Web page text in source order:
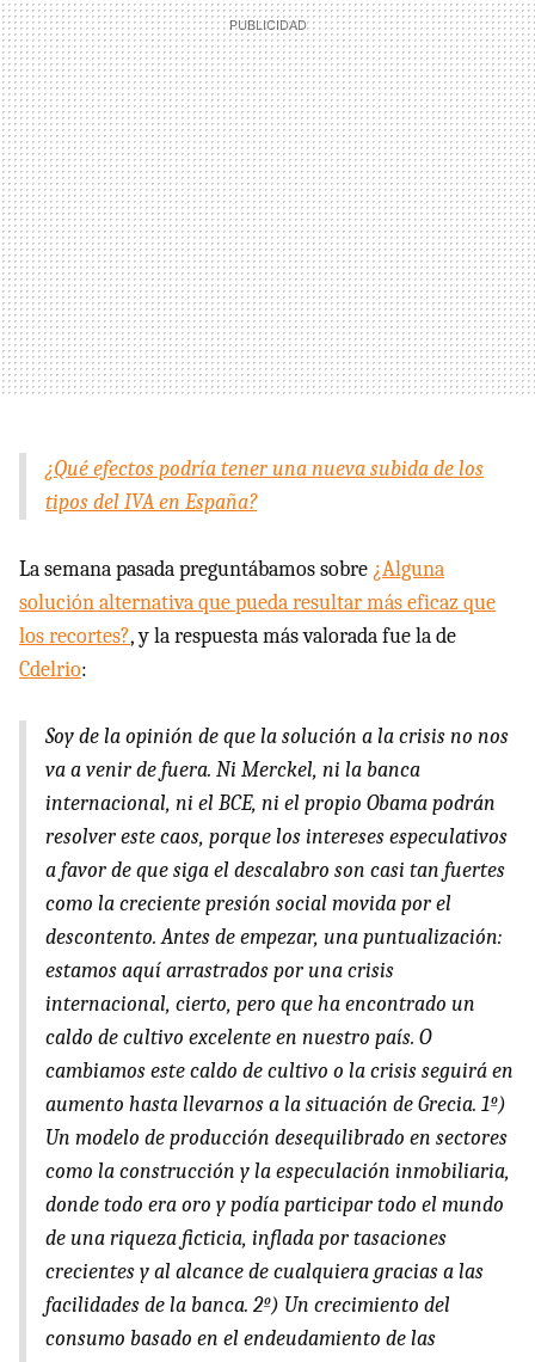
¿Qué efectos podría tener una nueva subida de los
tipos del IVA en España?
La semana pasada preguntábamos sobre ¿Alguna
solución alternativa que pueda resultar más eficaz que
los recortes?, y la respuesta más valorada fue la de
Cdelrio:
Soy de la opinión de que la solución a la crisis no nos
va a venir de fuera. Ni Merckel, ni la banca
internacional, ni el BCE, ni el propio Obama podrán
resolver este caos, porque los intereses especulativos
a favor de que siga el descalabro son casi tan fuertes
como la creciente presión social movida por el
descontento. Antes de empezar, una puntualización:
estamos aquí arrastrados por una crisis
internacional, cierto, pero que ha encontrado un
caldo de cultivo excelente en nuestro país. O
cambiamos este caldo de cultivo o la crisis seguirá en
aumento hasta llevarnos a la situación de Grecia. 1º)
Un modelo de producción desequilibrado en sectores
como la construcción y la especulación inmobiliaria,
donde todo era oro y podía participar todo el mundo
de una riqueza ficticia, inflada por tasaciones
crecientes y al alcance de cualquiera gracias a las
facilidades de la banca. 2º) Un crecimiento del
consumo basado en el endeudamiento de las